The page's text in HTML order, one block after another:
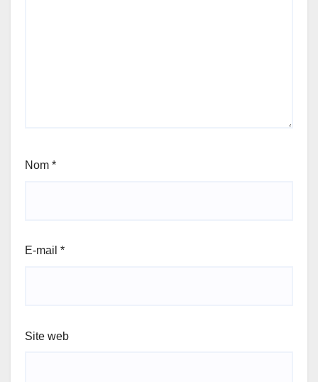
Nom *
E-mail *
Site web